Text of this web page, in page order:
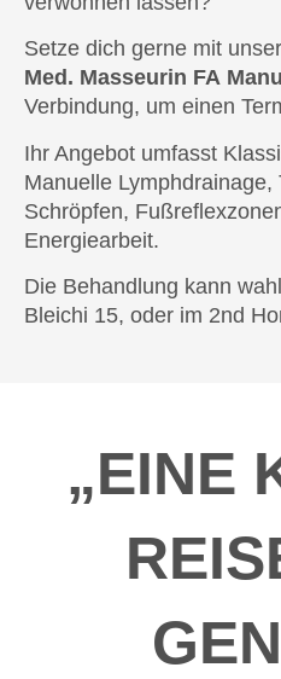
Setze dich gerne mit
Med. Masseurin FA
Verbindung, um einen
Ihr Angebot umfasst
Manuelle
Schröpfen,
Energiearbeit.
Die Behandlung kann
Bleichi 15, oder im 2nd
„EINE